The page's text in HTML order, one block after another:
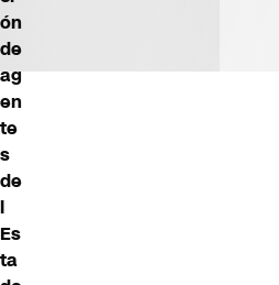
ón
de
ag
en
te
s
de
l
Es
ta